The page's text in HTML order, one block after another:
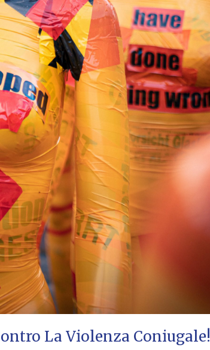
La Violenza Coniugale!